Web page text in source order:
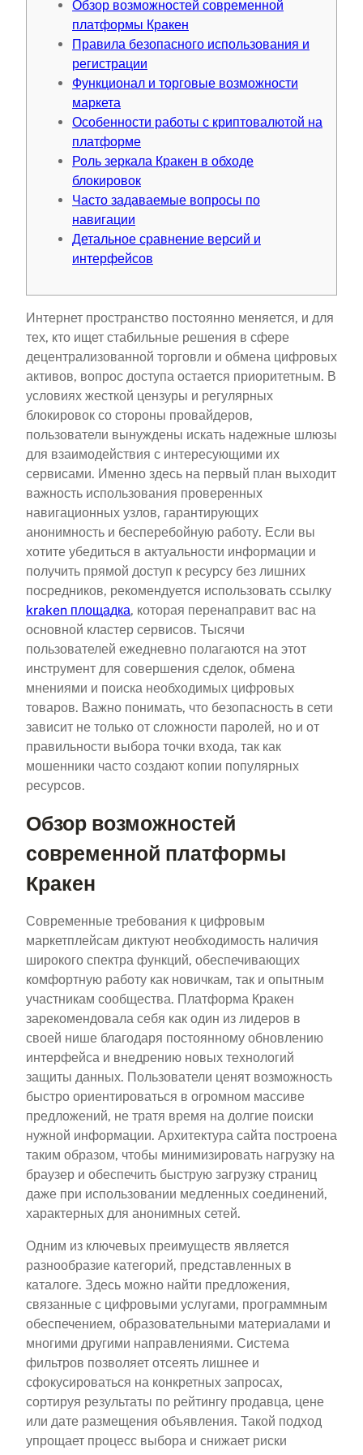
Обзор возможностей современной
платформы Кракен
Правила безопасного использования и
регистрации
Функционал и торговые возможности
маркета
Особенности работы с криптовалютой на
платформе
Роль зеркала Кракен в обходе
блокировок
Часто задаваемые вопросы по
навигации
Детальное сравнение версий и
интерфейсов
Интернет пространство постоянно меняется, и для
тех, кто ищет стабильные решения в сфере
децентрализованной торговли и обмена цифровых
активов, вопрос доступа остается приоритетным. В
условиях жесткой цензуры и регулярных
блокировок со стороны провайдеров,
пользователи вынуждены искать надежные шлюзы
для взаимодействия с интересующими их
сервисами. Именно здесь на первый план выходит
важность использования проверенных
навигационных узлов, гарантирующих
анонимность и бесперебойную работу. Если вы
хотите убедиться в актуальности информации и
получить прямой доступ к ресурсу без лишних
посредников, рекомендуется использовать ссылку
kraken площадка, которая перенаправит вас на
основной кластер сервисов. Тысячи
пользователей ежедневно полагаются на этот
инструмент для совершения сделок, обмена
мнениями и поиска необходимых цифровых
товаров. Важно понимать, что безопасность в сети
зависит не только от сложности паролей, но и от
правильности выбора точки входа, так как
мошенники часто создают копии популярных
ресурсов.
Обзор возможностей
современной платформы
Кракен
Современные требования к цифровым
маркетплейсам диктуют необходимость наличия
широкого спектра функций, обеспечивающих
комфортную работу как новичкам, так и опытным
участникам сообщества. Платформа Кракен
зарекомендовала себя как один из лидеров в
своей нише благодаря постоянному обновлению
интерфейса и внедрению новых технологий
защиты данных. Пользователи ценят возможность
быстро ориентироваться в огромном массиве
предложений, не тратя время на долгие поиски
нужной информации. Архитектура сайта построена
таким образом, чтобы минимизировать нагрузку на
браузер и обеспечить быструю загрузку страниц
даже при использовании медленных соединений,
характерных для анонимных сетей.
Одним из ключевых преимуществ является
разнообразие категорий, представленных в
каталоге. Здесь можно найти предложения,
связанные с цифровыми услугами, программным
обеспечением, образовательными материалами и
многими другими направлениями. Система
фильтров позволяет отсеять лишнее и
сфокусироваться на конкретных запросах,
сортируя результаты по рейтингу продавца, цене
или дате размещения объявления. Такой подход
упрощает процесс выбора и снижает риски